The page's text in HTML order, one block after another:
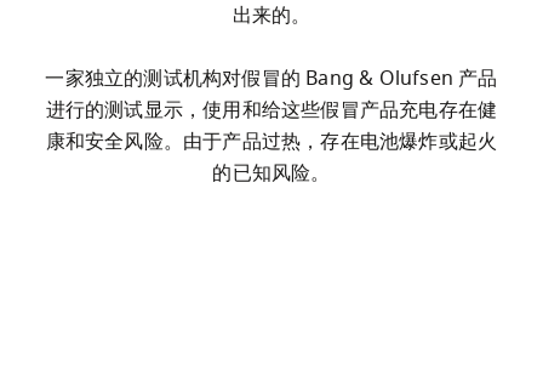
出来的。
一家独立的测试机构对假冒的 Bang & Olufsen 产品
进行的测试显示，使用和给这些假冒产品充电存在健
康和安全风险。由于产品过热，存在电池爆炸或起火
的已知风险。